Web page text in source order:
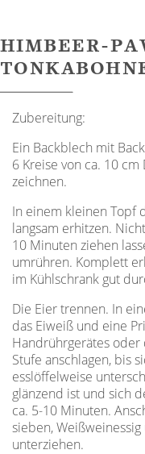
HIMBEER-
Zubereitung:
Ein Backblech mit
6 Kreise von ca. 10
zeichnen.
In einem kleinen Topf
langsam erhitzen.
10 Minuten ziehen
umrühren. Komplett
im Kühlschrank gut
Die Eier trennen. In
das Eiweiß und eine
Handrührgerätes oder
Stufe anschlagen, bis
esslöffelweise
glänzend ist und sich
ca. 5-10 Minuten.
sieben,
unterziehen.